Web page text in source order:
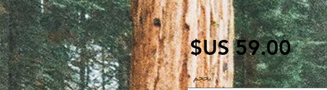
‏59.00 US$ السعر
بحجم *